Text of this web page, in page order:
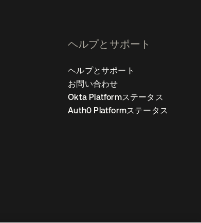
ヘルプとサポート
ヘルプとサポート
お問い合わせ
Okta Platformステータス
Auth0 Platformステータス